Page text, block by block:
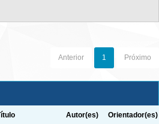
Anterior 1 Próximo
Autor(es) Orientador(es)